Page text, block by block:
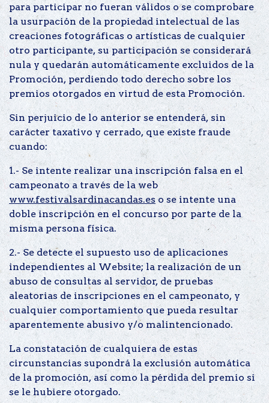
para participar no fueran válidos o se comprobare
la usurpación de la propiedad intelectual de las
creaciones fotográficas o artísticas de cualquier
otro participante, su participación se considerará
nula y quedarán automáticamente excluidos de la
Promoción, perdiendo todo derecho sobre los
premios otorgados en virtud de esta Promoción.
Sin perjuicio de lo anterior se entenderá, sin
carácter taxativo y cerrado, que existe fraude
cuando:
1.- Se intente realizar una inscripción falsa en el
campeonato a través de la web
www.festivalsardinacandas.es o se intente una
doble inscripción en el concurso por parte de la
misma persona física.
2.- Se detecte el supuesto uso de aplicaciones
independientes al Website; la realización de un
abuso de consultas al servidor, de pruebas
aleatorias de inscripciones en el campeonato, y
cualquier comportamiento que pueda resultar
aparentemente abusivo y/o malintencionado.
La constatación de cualquiera de estas
circunstancias supondrá la exclusión automática
de la promoción, así como la pérdida del premio si
se le hubiere otorgado.